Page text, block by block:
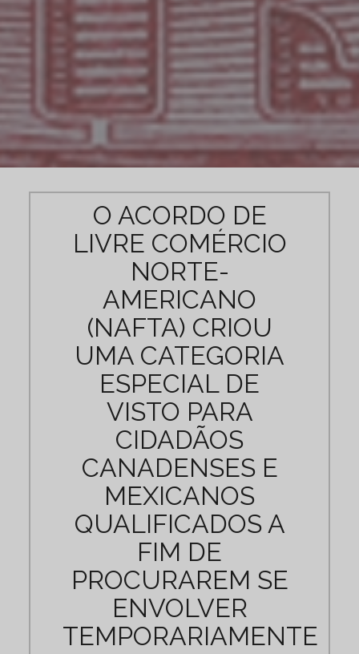
O ACORDO DE
LIVRE COMÉRCIO
NORTE-
AMERICANO
(NAFTA) CRIOU
UMA CATEGORIA
ESPECIAL DE
VISTO PARA
CIDADÃOS
CANADENSES E
MEXICANOS
QUALIFICADOS A
FIM DE
PROCURAREM SE
ENVOLVER
TEMPORARIAMENTE